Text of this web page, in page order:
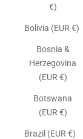
€)
Bolivia (EUR €)
Bosnia &
Herzegovina
(EUR €)
Botswana
(EUR €)
Brazil (EUR €)